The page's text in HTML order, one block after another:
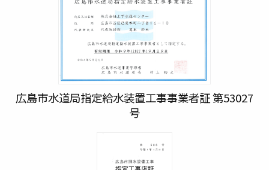
広島市水道局指定給水装置工事事業者証 第53027
号